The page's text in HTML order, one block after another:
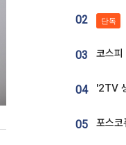
02 단독
03
04
05